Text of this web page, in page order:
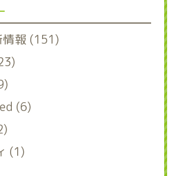
報 (151)
(6)
(1)